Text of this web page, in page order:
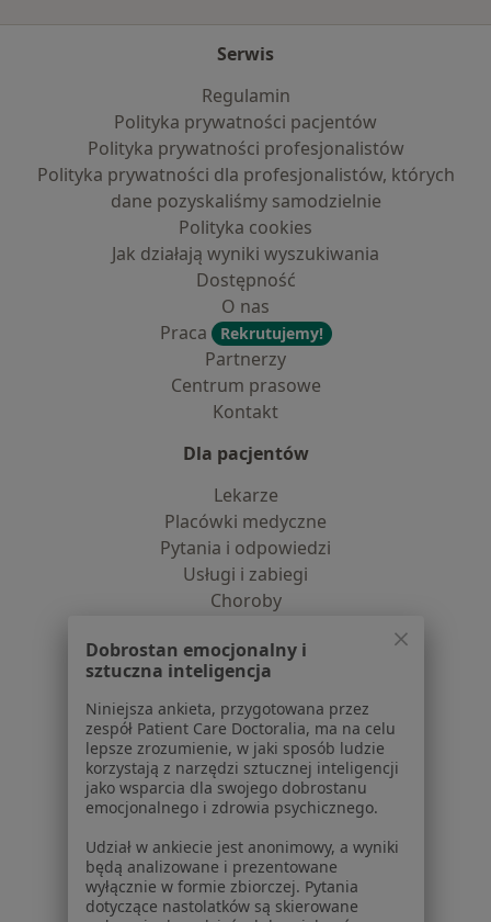
Serwis
Regulamin
Polityka prywatności pacjentów
Polityka prywatności profesjonalistów
Polityka prywatności dla profesjonalistów, których
dane pozyskaliśmy samodzielnie
Polityka cookies
Jak działają wyniki wyszukiwania
Dostępność
O nas
Praca
Rekrutujemy!
Partnerzy
Centrum prasowe
Kontakt
Dla pacjentów
Lekarze
Placówki medyczne
Pytania i odpowiedzi
Usługi i zabiegi
Choroby
Aplikacje mobilne
Blog dla pacjentów
Dla profesjonalistów
Cennik
Dla lekarzy
Dla placówek medycznych
Noa Notes nowość
Baza wiedzy
Centrum Pomocy dla Specjalisty
Dobrostan emocjonalny i
sztuczna inteligencja
Niniejsza ankieta, przygotowana przez
zespół Patient Care Doctoralia, ma na celu
lepsze zrozumienie, w jaki sposób ludzie
korzystają z narzędzi sztucznej inteligencji
jako wsparcia dla swojego dobrostanu
emocjonalnego i zdrowia psychicznego.
Udział w ankiecie jest anonimowy, a wyniki
będą analizowane i prezentowane
wyłącznie w formie zbiorczej. Pytania
dotyczące nastolatków są skierowane